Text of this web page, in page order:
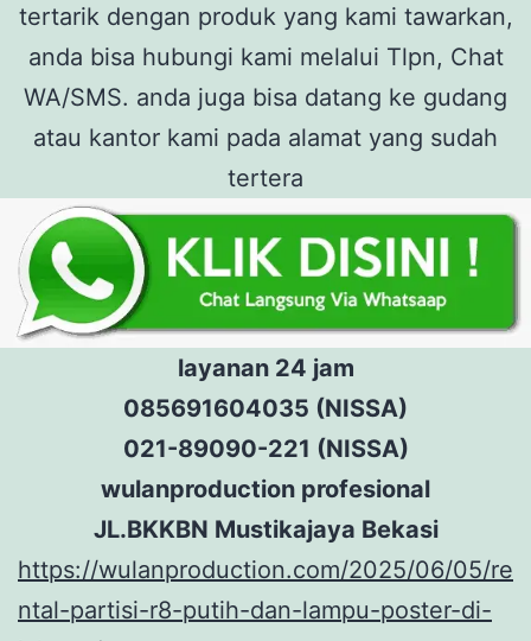
tertarik dengan produk yang kami tawarkan,
anda bisa hubungi kami melalui Tlpn, Chat
WA/SMS. anda juga bisa datang ke gudang
atau kantor kami pada alamat yang sudah
tertera
layanan 24 jam
085691604035 (NISSA)
021-89090-221 (NISSA)
wulanproduction profesional
JL.BKKBN Mustikajaya Bekasi
https://wulanproduction.com/2025/06/05/re
ntal-partisi-r8-putih-dan-lampu-poster-di-